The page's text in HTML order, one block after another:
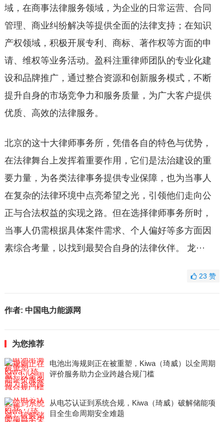
域，在商事法律服务领域，为企业的日常运营、合同
管理、商业纠纷解决等提供全面的法律支持；在知识
产权领域，积极开展专利、商标、著作权等方面的申
请、维权等业务活动。盈科注重律师团队的专业化建
设和品牌推广，通过整合资源和创新服务模式，不断
提升自身的市场竞争力和服务质量，为广大客户提供
优质、高效的法律服务。
北京的这十大律师事务所，凭借各自的特色与优势，
在法律舞台上发挥着重要作用，它们是法治建设的重
要力量，为各类法律事务提供专业保障，也为当事人
在复杂的法律环境中点亮希望之光，引领他们走向公
正与合法权益的实现之路。但在选择律师事务所时，
当事人仍需根据具体案件需求、个人偏好等多方面因
素综合考量，以找到最契合自身的法律伙伴。 龙···
23赞
作者: 中国电力能源网
为您推荐
电池出海规则正在被重塑，Kiwa（琦威）以全周期
评价服务助力企业跨越合规门槛
从电芯认证到系统合规，Kiwa（琦威）破解储能项
目全生命周期安全难题